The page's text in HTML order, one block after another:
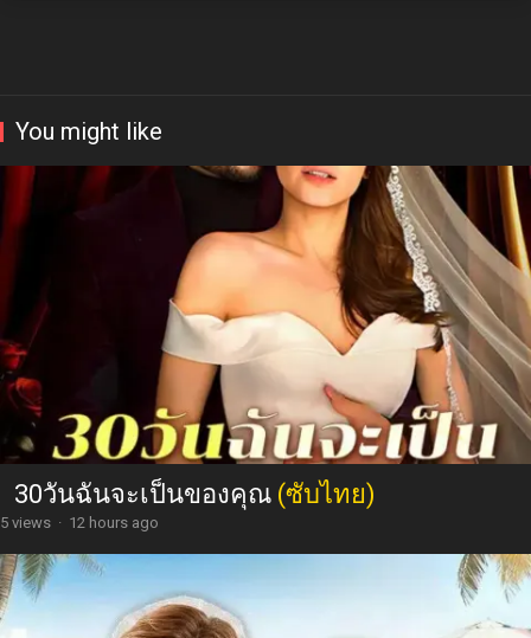
You might like
30วันฉันจะเป็นของคุณ (ซับไทย)
5 views · 12 hours ago